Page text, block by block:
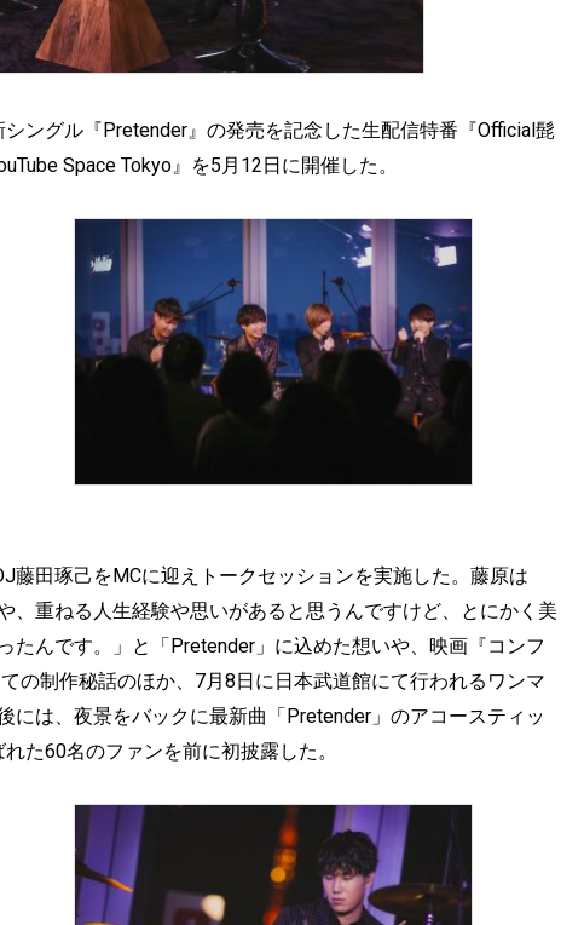
ングル『Pretender』の発売を記念した生配信特番『Official髭
Space Tokyo』を5月12日に開催した。
藤田琢己をMCに迎えトークセッションを実施した。藤原は
、重ねる人生経験や思いがあると思うんですけど、とにかく美
たんです。」と「Pretender」に込めた想いや、映画『コンフ
の制作秘話のほか、7月8日に日本武道館にて行われるワンマ
には、夜景をバックに最新曲「Pretender」のアコースティッ
た60名のファンを前に初披露した。